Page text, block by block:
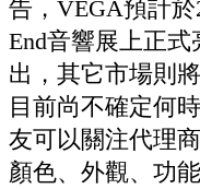
告，VEGA預計
End音響展上正
出，其它市場則
目前尚不確定何
友可以關注代理
顏色、外觀、功